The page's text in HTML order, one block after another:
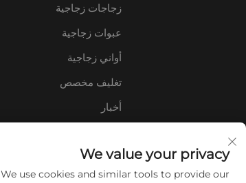
زجاجات زجاجية
عبوات زجاجية
أواني زجاجية
تغليف مخصص
أخبار
الأسئلة الشائعة
We value your privacy
We use cookies and similar tools to provide our